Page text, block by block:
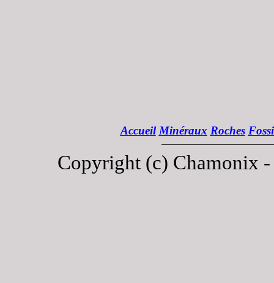
Accueil Minéraux Roches
Copyright (c) Chamonix